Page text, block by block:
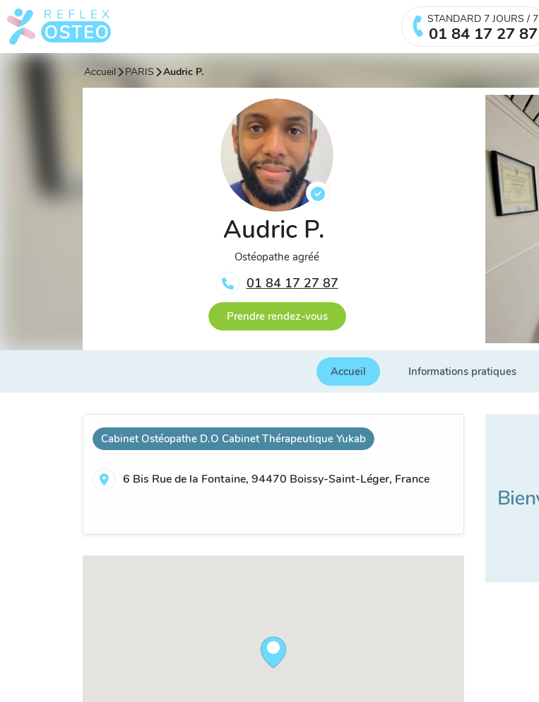
STANDARD 7 JOURS / 7
01 84 17 27 87
Accueil PARIS Audric P.
Audric P.
Ostéopathe agréé
01 84 17 27 87
Prendre rendez-vous
Accueil Informations pratiques
Cabinet Ostéopathe D.O Cabinet Thérapeutique Yukab
6 Bis Rue de la Fontaine, 94470 Boissy-Saint-Léger, France